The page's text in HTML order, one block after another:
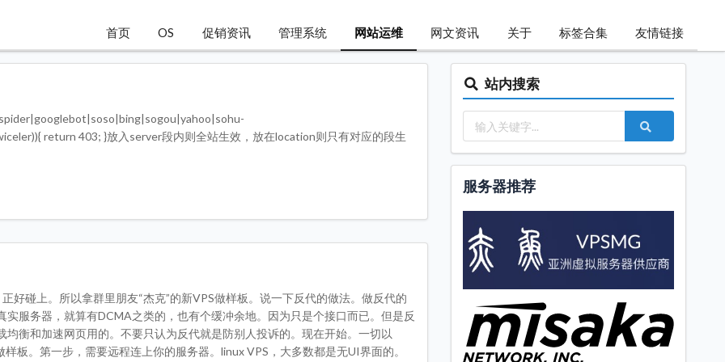
首页 OS 促销资讯 管理系统 网站运维 网文资讯 关于 标签合集 友情链接
return 403; }放入server段内则全站生效，放在location则只有对应的段生
好碰上。所以拿群里朋友“杰克”的新VPS做样板。说一下反代的做法。做反代的
实服务器，就算有DCMA之类的，也有个缓冲余地。因为只是个接口而已。但是反
均衡和加速网页用的。不要只认为反代就是防别人投诉的。现在开始。一切以
板。第一步，需要远程连上你的服务器。linux VPS，大多数都是无UI界面的。
站内搜索
服务器推荐